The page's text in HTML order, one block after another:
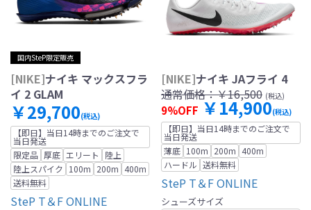
国内SteP限定販売
[NIKE]ナイキ マックスフラ
イ 2 GLAM
￥29,700(税込)
【即日】当日14時までのご注文で
当日発送
限定品 厚底 エリート
陸上
陸上スパイク 100m 200m 400m
送料無料
SteP T＆F ONLINE
[NIKE]ナイキ JAフライ 4
通常価格：￥16,500 (税込)
9%OFF￥14,900(税込)
【即日】当日14時までのご注文で
当日発送
薄底 100m 200m 400m
ハードル 送料無料
SteP T＆F ONLINE
シューズサイズ